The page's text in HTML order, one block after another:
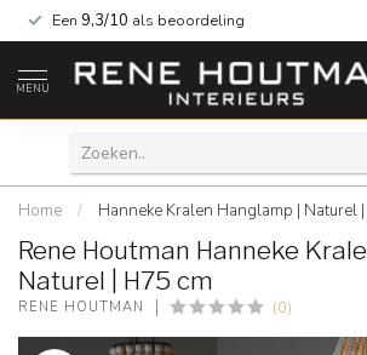
Een 9,3/10 als beoordeling
MENU
Home / Hanneke Kralen Hanglamp | Naturel
Rene Houtman Hanneke
Naturel | H75 cm
RENE HOUTMAN (0)